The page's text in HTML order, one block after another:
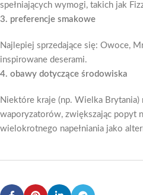
spełniających wymogi, takich jak
3. preferencje smakowe
Najlepiej sprzedające się: Owoce,
inspirowane deserami.
4. obawy dotyczące środowiska
Niektóre kraje (np. Wielka Brytania)
waporyzatorów, zwiększając popyt
wielokrotnego napełniania jako